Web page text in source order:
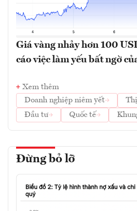
Giá vàng nhảy hơn 100
cáo việc làm yếu bất ngờ
Xem thêm
Doanh nghiệp niêm yết
Đầu tư
Quốc tế
Đừng bỏ lỡ